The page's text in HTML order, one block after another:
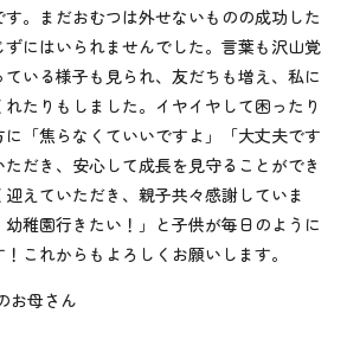
。まだおむつは外せないものの成功した
にはいられませんでした。言葉も沢山覚
いる様子も見られ、友だちも増え、私に
たりもしました。イヤイヤして困ったり
「焦らなくていいですよ」「大丈夫です
だき、安心して成長を見守ることができ
えていただき、親子共々感謝していま
稚園行きたい！」と子供が毎日のように
これからもよろしくお願いします。
母さん